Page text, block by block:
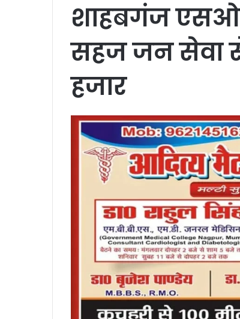
शाहबगंज एसओ
सहज जन सेवा
हजार